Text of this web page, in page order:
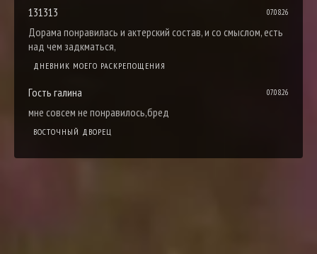
131313 07.08.26
Дорама понравилась и актерский состав, и со смыслом, есть
над чем задкматься,
ДНЕВНИК МОЕГО РАСКРЕПОЩЕНИЯ
Гость галина 07.08.26
мне совсем не понравилось,бред
ВОСТОЧНЫЙ ДВОРЕЦ